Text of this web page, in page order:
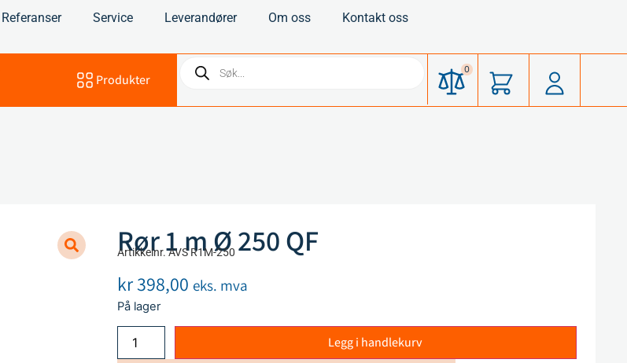
Referanser Service Leverandører Om oss Kontakt oss
Produkter
0
Rør 1 m Ø 250 QF
Artikkelnr. AVS R1M-250
kr398,00 eks. mva
På lager
Legg i handlekurv